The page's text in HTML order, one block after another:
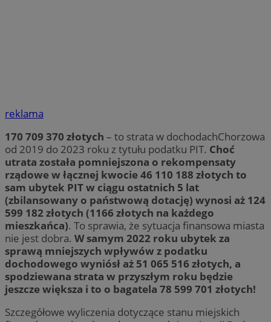
reklama
170 709 370 złotych – to strata w dochodachChorzowa
od 2019 do 2023 roku z tytułu podatku PIT. Choć
utrata została pomniejszona o rekompensaty
rządowe w łącznej kwocie 46 110 188 złotych to
sam ubytek PIT w ciągu ostatnich 5 lat
(zbilansowany o państwową dotację) wynosi aż 124
599 182 złotych (1166 złotych na każdego
mieszkańca). To sprawia, że sytuacja finansowa miasta
nie jest dobra. W samym 2022 roku ubytek za
sprawą mniejszych wpływów z podatku
dochodowego wyniósł aż 51 065 516 złotych, a
spodziewana strata w przyszłym roku będzie
jeszcze większa i to o bagatela 78 599 701 złotych!
Szczegółowe wyliczenia dotyczące stanu miejskich